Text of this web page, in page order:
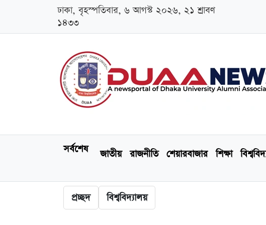
ঢাকা, বৃহস্পতিবার, ৬ আগস্ট ২০২৬, ২১ শ্রাবণ
১৪৩৩
সর্বশেষ জাতীয় রাজনীতি শেয়ারবাজার শিক্ষা
প্রচ্ছদ বিশ্ববিদ্যালয়